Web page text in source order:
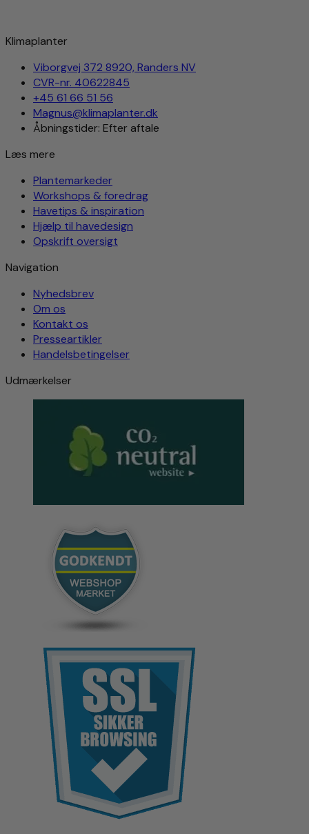
Klimaplanter
Viborgvej 372 8920, Randers NV
CVR-nr. 40622845
+45 61 66 51 56
Magnus@klimaplanter.dk
Åbningstider: Efter aftale
Læs mere
Plantemarkeder
Workshops & foredrag
Havetips & inspiration
Hjælp til havedesign
Opskrift oversigt
Navigation
Nyhedsbrev
Om os
Kontakt os
Presseartikler
Handelsbetingelser
Udmærkelser